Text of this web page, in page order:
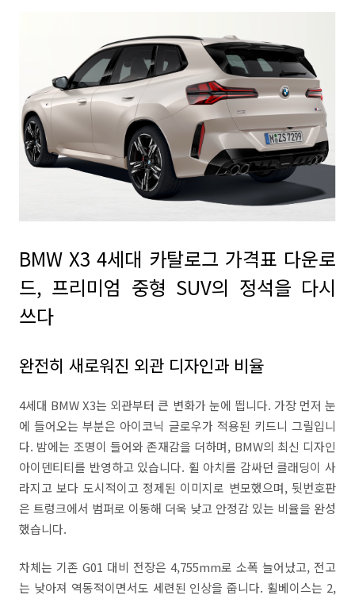
BMW X3 4세대 카탈로그 가격표 다운로
드, 프리미엄 중형 SUV의 정석을 다시
쓰다
완전히 새로워진 외관 디자인과 비율
4세대 BMW X3는 외관부터 큰 변화가 눈에 띕니다. 가장 먼저 눈
에 들어오는 부분은 아이코닉 글로우가 적용된 키드니 그릴입니
다. 밤에는 조명이 들어와 존재감을 더하며, BMW의 최신 디자인
아이덴티티를 반영하고 있습니다. 휠 아치를 감싸던 클래딩이 사
라지고 보다 도시적이고 정제된 이미지로 변모했으며, 뒷번호판
은 트렁크에서 범퍼로 이동해 더욱 낮고 안정감 있는 비율을 완성
했습니다.
차체는 기존 G01 대비 전장은 4,755mm로 소폭 늘어났고, 전고
는 낮아져 역동적이면서도 세련된 인상을 줍니다. 휠베이스는 2,